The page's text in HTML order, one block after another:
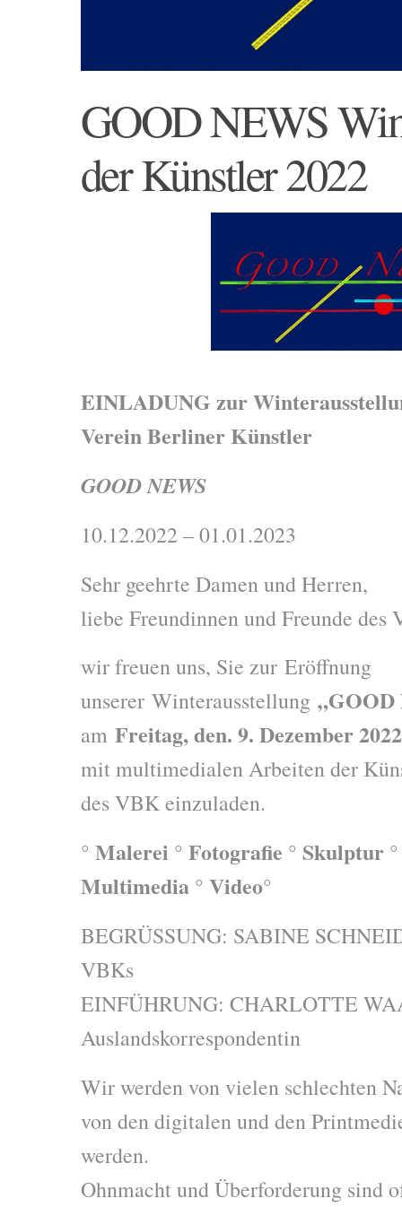
GOOD NEWS
der Künstler 2022
EINLADUNG zur
Verein Berliner Künstler
GOOD NEWS
10.12.2022 – 01.01.2023
Sehr geehrte Damen und Herren,
liebe Freundinnen und Freunde des
wir freuen uns, Sie zur Eröffnung
unserer Winterausstellung
am Freitag, den. 9. Dezember
mit multimedialen Arbeiten der
des VBK einzuladen.
° Malerei ° Fotografie ° Skulptur
Multimedia ° Video°
BEGRÜSSUNG: SABINE
VBKs
EINFÜHRUNG: CHARLOTTE
Auslandskorrespondentin
Wir werden von vielen schlechten
von den digitalen und den
werden.
Ohnmacht und Überforderung sind